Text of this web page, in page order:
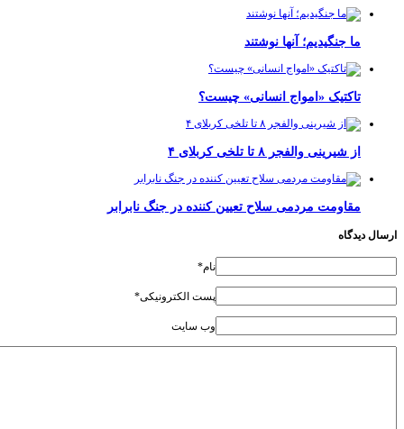
ما جنگیدیم؛ آنها نوشتند
تاکتیک «امواج انسانی» چیست؟
از شیرینی والفجر ۸ تا تلخی کربلای ۴
مقاومت مردمی سلاح تعیین کننده در جنگ نابرابر
پست الکترونیکی*
وب سایت